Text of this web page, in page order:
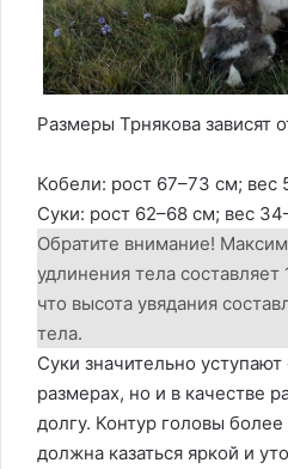
Размеры Трнякова зависят
Кобели: рост 67–73 см; вес
Суки: рост 62–68 см; вес
Обратите внимание!
удлинения тела составляет
что высота увядания
тела.
Суки значительно
размерах, но и в качестве
долгу. Контур головы
должна казаться яркой и